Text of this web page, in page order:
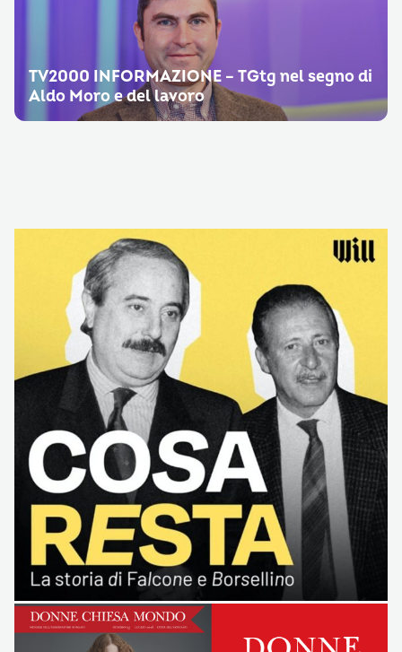
TV2000 INFORMAZIONE – TGtg nel segno di
Aldo Moro e del lavoro